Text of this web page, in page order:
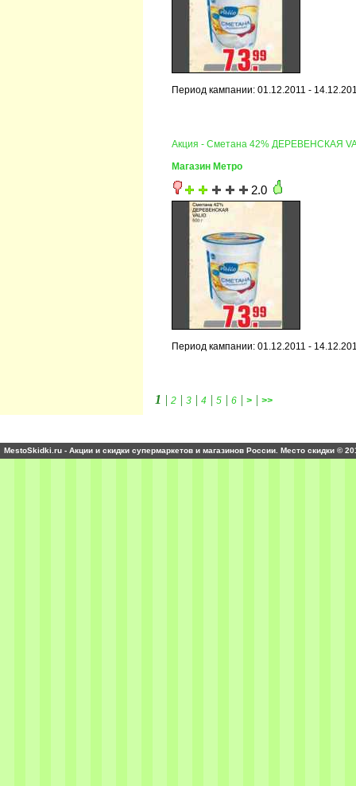
Период кампании: 01.12.2011 -
Акция - Сметана 42% ДЕРЕВЕНСКАЯ
Магазин Метро
2.0
Период кампании: 01.12.2011 -
1 | 2 | 3 | 4 | 5 | 6 | > | >>
MestoSkidki.ru - Акции и скидки супермаркетов и магазинов России. Место скидки ©